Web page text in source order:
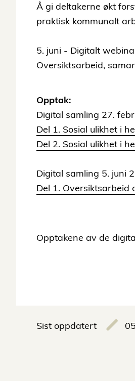
Å gi deltakerne økt
praktisk kommunalt
5. juni - Digitalt
Oversiktsarbeid,
Opptak:
Digital samling 27.
Del 1. Sosial ulikhet i
Del 2. Sosial ulikhet i
Digital samling 5. juni
Del 1. Oversiktsarbeid
Opptakene av de
Sist oppdatert